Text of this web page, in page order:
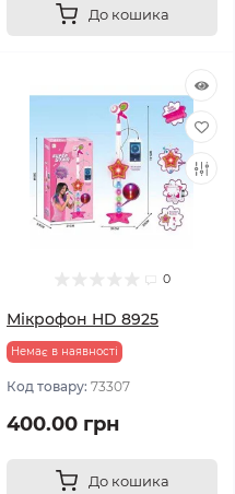
До кошика
0
Мікрофон HD 8925
Немає в наявності
Код товару: 73307
400.00 грн
До кошика